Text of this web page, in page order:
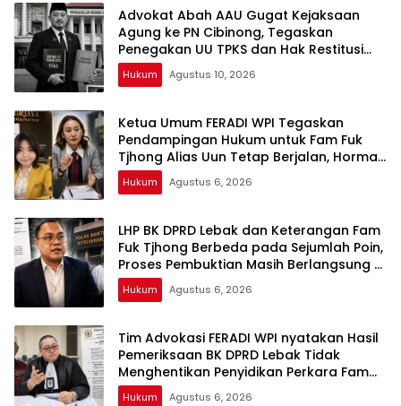
Advokat Abah AAU Gugat Kejaksaan
Agung ke PN Cibinong, Tegaskan
Penegakan UU TPKS dan Hak Restitusi
Korban
Hukum Agustus 10, 2026
Ketua Umum FERADI WPI Tegaskan
Pendampingan Hukum untuk Fam Fuk
Tjhong Alias Uun Tetap Berjalan, Hormati
Proses Penyidikan dan Hasil Pemeriksaan
BK
Hukum Agustus 6, 2026
LHP BK DPRD Lebak dan Keterangan Fam
Fuk Tjhong Berbeda pada Sejumlah Poin,
Proses Pembuktian Masih Berlangsung di
Polda Banten ujar Revan FERADI WPI
Hukum Agustus 6, 2026
Tim Advokasi FERADI WPI nyatakan Hasil
Pemeriksaan BK DPRD Lebak Tidak
Menghentikan Penyidikan Perkara Fam
Fuk Tjhong alias Eyang Uun
Hukum Agustus 6, 2026